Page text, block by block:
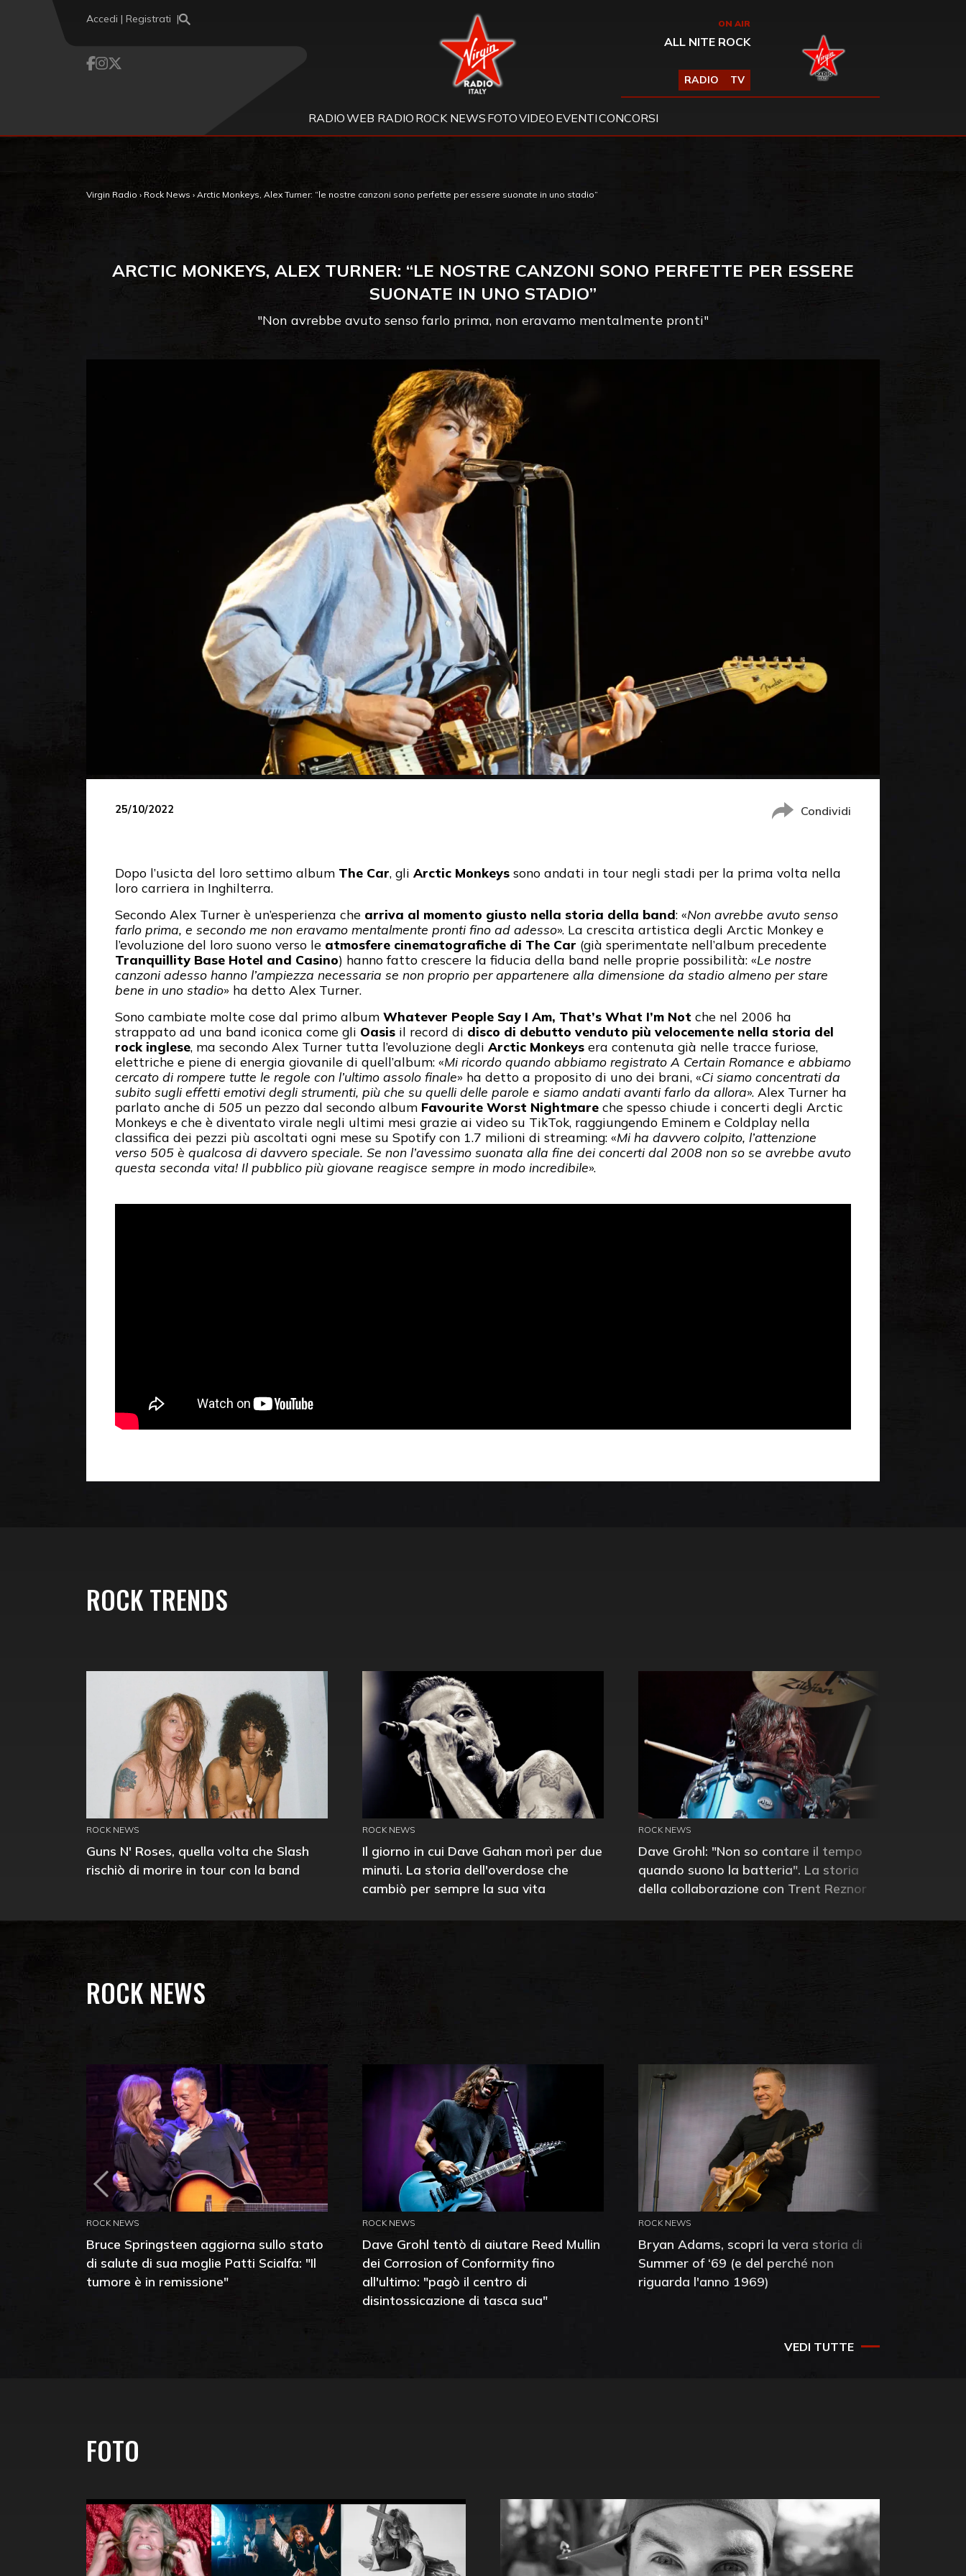
Accedi | Registrati Virgin Radio ON AIR
ALL NITE ROCK
RADIO TV
RADIOWEB RADIO ROCK NEWS FOTOVIDEO EVENTICONCORSI
Virgin Radio › Rock News › Arctic Monkeys, Alex Turner: “le nostre canzoni sono perfette per essere suonate in uno stadio”
ARCTIC MONKEYS, ALEX TURNER: “LE NOSTRE CANZONI SONO PERFETTE PER ESSERE
SUONATE IN UNO STADIO”
"Non avrebbe avuto senso farlo prima, non eravamo mentalmente pronti"
25/10/2022 Condividi
Dopo l’usicta del loro settimo album The Car, gli Arctic Monkeys sono andati in tour negli stadi per la prima volta nella
loro carriera in Inghilterra.
Secondo Alex Turner è un’esperienza che arriva al momento giusto nella storia della band: «Non avrebbe avuto senso
farlo prima, e secondo me non eravamo mentalmente pronti fino ad adesso». La crescita artistica degli Arctic Monkey e
l’evoluzione del loro suono verso le atmosfere cinematografiche di The Car (già sperimentate nell’album precedente
Tranquillity Base Hotel and Casino) hanno fatto crescere la fiducia della band nelle proprie possibilità: «Le nostre
canzoni adesso hanno l’ampiezza necessaria se non proprio per appartenere alla dimensione da stadio almeno per stare
bene in uno stadio» ha detto Alex Turner.
Sono cambiate molte cose dal primo album Whatever People Say I Am, That’s What I’m Not che nel 2006 ha
strappato ad una band iconica come gli Oasis il record di disco di debutto venduto più velocemente nella storia del
rock inglese, ma secondo Alex Turner tutta l’evoluzione degli Arctic Monkeys era contenuta già nelle tracce furiose,
elettriche e piene di energia giovanile di quell’album: «Mi ricordo quando abbiamo registrato A Certain Romance e abbiamo
cercato di rompere tutte le regole con l’ultimo assolo finale» ha detto a proposito di uno dei brani, «Ci siamo concentrati da
subito sugli effetti emotivi degli strumenti, più che su quelli delle parole e siamo andati avanti farlo da allora». Alex Turner ha
parlato anche di 505 un pezzo dal secondo album Favourite Worst Nightmare che spesso chiude i concerti degli Arctic
Monkeys e che è diventato virale negli ultimi mesi grazie ai video su TikTok, raggiungendo Eminem e Coldplay nella
classifica dei pezzi più ascoltati ogni mese su Spotify con 1.7 milioni di streaming: «Mi ha davvero colpito, l’attenzione
verso 505 è qualcosa di davvero speciale. Se non l’avessimo suonata alla fine dei concerti dal 2008 non so se avrebbe avuto
questa seconda vita! Il pubblico più giovane reagisce sempre in modo incredibile».
ROCK TRENDS
ROCK NEWS
Guns N' Roses, quella volta che Slash
rischiò di morire in tour con la band
ROCK NEWS
Il giorno in cui Dave Gahan morì per due
minuti. La storia dell'overdose che
cambiò per sempre la sua vita
ROCK NEWS
Dave Grohl: "Non so contare il tempo
quando suono la batteria". La storia
della collaborazione con Trent Reznor
ROCK NEWS
ROCK NEWS
Bruce Springsteen aggiorna sullo stato
di salute di sua moglie Patti Scialfa: "Il
tumore è in remissione"
ROCK NEWS
Dave Grohl tentò di aiutare Reed Mullin
dei Corrosion of Conformity fino
all'ultimo: "pagò il centro di
disintossicazione di tasca sua"
ROCK NEWS
Bryan Adams, scopri la vera storia di
Summer of ‘69 (e del perché non
riguarda l'anno 1969)
VEDI TUTTE
FOTO